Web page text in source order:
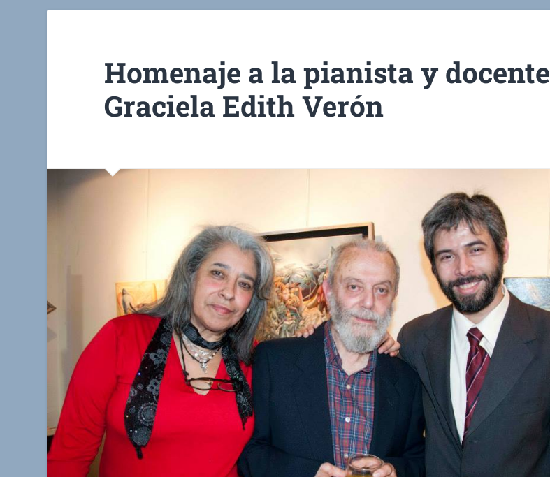
Homenaje a la pianista y docente
Graciela Edith Verón